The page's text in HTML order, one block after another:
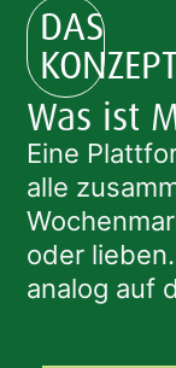
DAS
Was ist
Eine
alle
oder
analog auf